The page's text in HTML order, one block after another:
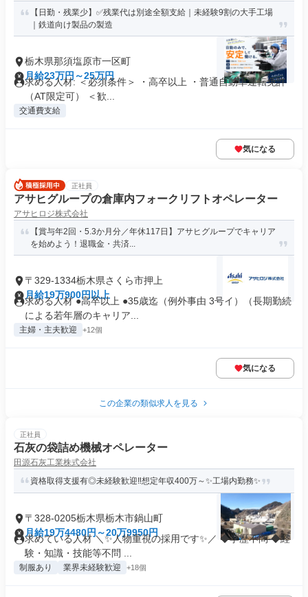
【日勤・残業少】✅残業代は別途全額支給｜未経験9割の大手工場
｜鉄道向け製品の製造
栃木県那須塩原市一区町
月給23万円～25万円
求める人材: ＜必須条件＞ ・高卒以上 ・普通自動車運転免許
（AT限定可） ＜歓...
交通費支給
気になる
正社員
アサヒグループの倉庫内フォークリフトオペレーター
アサヒロジ株式会社
【賞与年2回・5.3か月分／年休117日】アサヒグループでキャリア
を始めよう！退職金・共済...
〒329-1334栃木県さくら市押上
月給19万900円以上
求める人材 ●高卒以上 ●35歳迄（例外事由 3号イ）（長期勤続
による若年層のキャリア...
主婦・主夫歓迎 +12個
気になる
この企業の類似求人を見る
正社員
石灰の袋詰め機械オペレーター
田源石灰工業株式会社
資格取得支援有◎未経験歓迎‼想定年収400万～✨工場内勤務✨
〒328-0205栃木県栃木市鍋山町
月給19万4480円～20万9950円
求めている人材 ＼✨人物重視の採用です✨／ ◆学歴不問 ◆経
験・知識・技能等不問 ...
制服あり 業界未経験歓迎 +18個